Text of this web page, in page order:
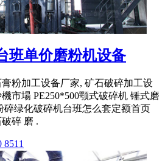
班单价磨粉机设备
膏粉加工设备厂家, 矿石破碎加工设
市場 PE250*500颚式破碎机 锤式磨
碎绿化破碎机台班怎么套定额首页
碎 磨 .
8511